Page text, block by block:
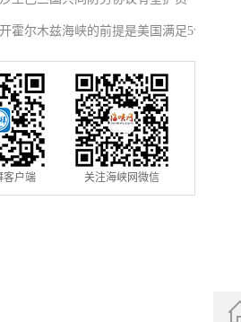
应急响应
霍尔木兹海峡的前提是美国满足5个
客户端 关注海峡网微信